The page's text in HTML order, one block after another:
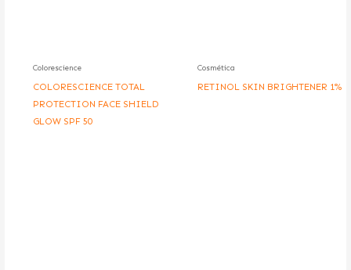
Colorescience
COLORESCIENCE TOTAL
PROTECTION FACE SHIELD
GLOW SPF 50
Cosmética
RETINOL SKIN BRIGHTENER 1%